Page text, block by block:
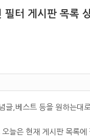
터 게시판 목록
글,베스트 등을 원하는대
늘은 현재 게시판 목록